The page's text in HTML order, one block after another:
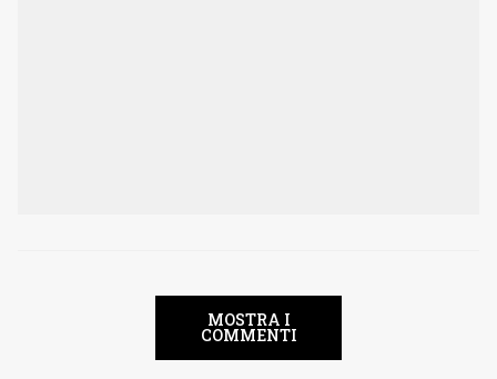
MOSTRA I
COMMENTI